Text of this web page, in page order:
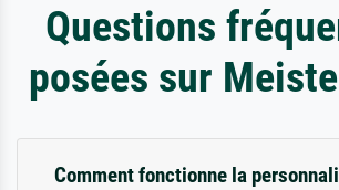
Questions
posées sur
Comment fonctionne la